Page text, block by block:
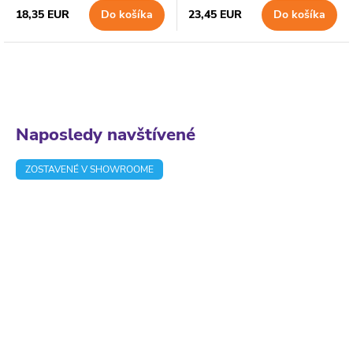
18,35 EUR
Do košíka
23,45 EUR
Do košíka
Naposledy navštívené
ZOSTAVENÉ V SHOWROOME